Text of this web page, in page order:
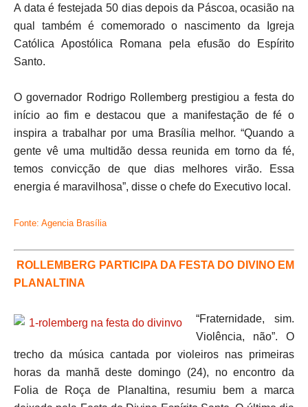
A data é festejada 50 dias depois da Páscoa, ocasião na
qual também é comemorado o nascimento da Igreja
Católica Apostólica Romana pela efusão do Espírito
Santo.
O governador Rodrigo Rollemberg prestigiou a festa do
início ao fim e destacou que a manifestação de fé o
inspira a trabalhar por uma Brasília melhor. “Quando a
gente vê uma multidão dessa reunida em torno da fé,
temos convicção de que dias melhores virão. Essa
energia é maravilhosa”, disse o chefe do Executivo local.
Fonte: Agencia Brasília
ROLLEMBERG PARTICIPA DA FESTA DO DIVINO EM
PLANALTINA
“Fraternidade, sim.
Violência, não”. O
trecho da música cantada por violeiros nas primeiras
horas da manhã deste domingo (24), no encontro da
Folia de Roça de Planaltina, resumiu bem a marca